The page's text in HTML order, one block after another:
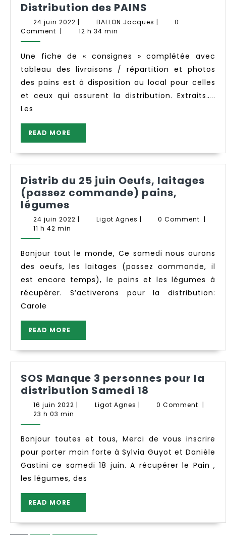
Distribution des PAINS
des
24 juin 2022 24
juin
| BALLON Jacques BALLON
|
0
Comment | 12 h 34 min
Une fiche de « consignes » complétée avec
tableau des livraisons / répartition et photos
des pains est à disposition au local pour celles
et ceux qui assurent la distribution. Extraits…..
Les
READ MORE
MORE
Distrib du 25 juin Oeufs, laitages
(passez commande) pains,
légumes
du
25
Oeufs,
laitages
(passez
commande)
24 juin 2022 24| Ligot Agnes Ligot
| 0 Comment |
11 h 42 min
Bonjour tout le monde, Ce samedi nous aurons
des oeufs, les laitages (passez commande, il
est encore temps), le pains et les légumes à
récupérer. S’activerons pour la distribution:
Carole
READ MORE
MORE
SOS Manque 3 personnes pour la
distribution Samedi 18
Manque
pour
la
distribution
16 juin 2022 16| Ligot Agnes Ligot
| 0 Comment |
23 h 03 min
Bonjour toutes et tous, Merci de vous inscrire
pour porter main forte à Sylvia Guyot et Danièle
Gastini ce samedi 18 juin. A récupérer le Pain ,
les légumes, des
READ MORE
MORE